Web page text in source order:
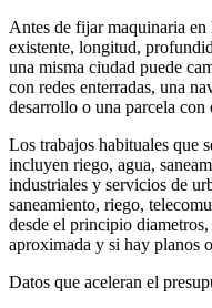
Antes de fijar maquinaria en
existente, longitud,
una misma ciudad puede
con redes enterradas, una
desarrollo o una parcela
Los trabajos habituales que
incluyen riego, agua,
industriales y servicios de
saneamiento, riego,
desde el principio
aproximada y si hay planos
Datos que aceleran el